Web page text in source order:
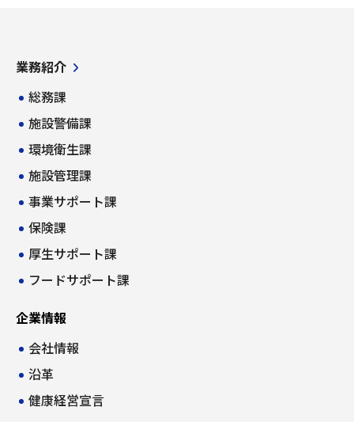
業務紹介
総務課
施設警備課
環境衛生課
施設管理課
事業サポート課
保険課
厚生サポート課
フードサポート課
企業情報
会社情報
沿革
健康経営宣言